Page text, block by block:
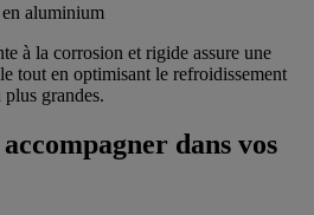
aluminium
à la corrosion et rigide assure une
tout en optimisant le refroidissement
plus grandes.
dans vos